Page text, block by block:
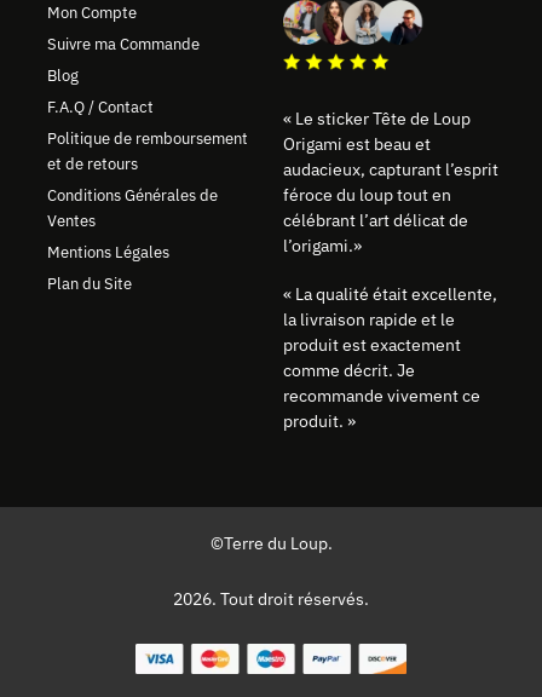
Mon Compte
Suivre ma Commande
Blog
F.A.Q / Contact
Politique de remboursement
et de retours
Conditions Générales de
Ventes
Mentions Légales
Plan du Site
« Le sticker Tête de Loup
Origami est beau et
audacieux, capturant l’esprit
féroce du loup tout en
célébrant l’art délicat de
l’origami.»
« La qualité était excellente,
la livraison rapide et le
produit est exactement
comme décrit. Je
recommande vivement ce
produit. »
©Terre du Loup.
2026. Tout droit réservés.